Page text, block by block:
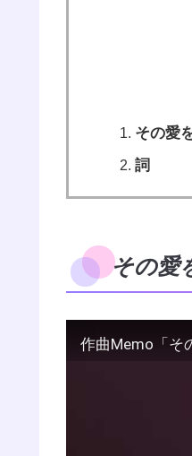
その愛
詞
その愛
作曲Memo「